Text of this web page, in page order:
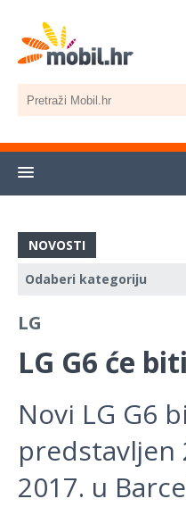
NOVOSTI
LG
LG G6 će
Novi LG G6
predstavljen
2017. u